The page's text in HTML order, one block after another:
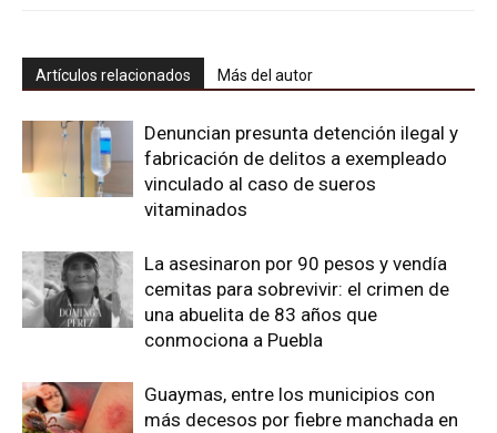
Artículos relacionados Más del autor
Denuncian presunta detención ilegal y
fabricación de delitos a exempleado
vinculado al caso de sueros
vitaminados
La asesinaron por 90 pesos y vendía
cemitas para sobrevivir: el crimen de
una abuelita de 83 años que
conmociona a Puebla
Guaymas, entre los municipios con
más decesos por fiebre manchada en